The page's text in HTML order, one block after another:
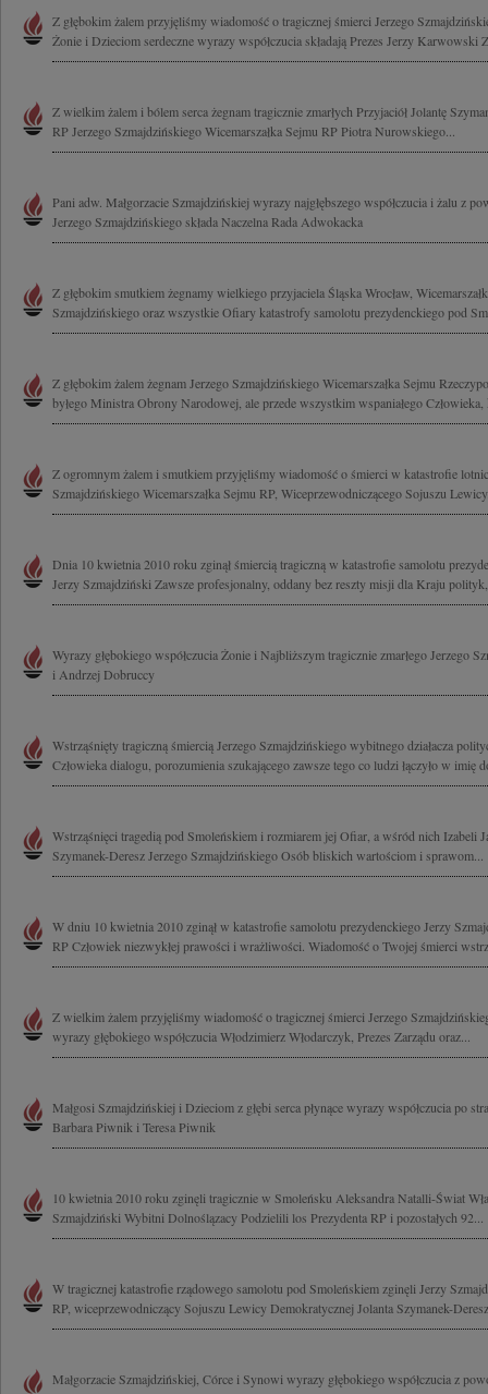
Z głębokim żalem przyjęliśmy wiadomość o tragicznej śmierci Jerzego
Żonie i Dzieciom serdeczne wyrazy współczucia składają Prezes Jerzy Karwowski
Z wielkim żalem i bólem serca żegnam tragicznie zmarłych Przyjaciół Jolantę
RP Jerzego Szmajdzińskiego Wicemarszałka Sejmu RP Piotra Nurowskiego...
Pani adw. Małgorzacie Szmajdzińskiej wyrazy najgłębszego współczucia i żalu z
Jerzego Szmajdzińskiego składa Naczelna Rada Adwokacka
Z głębokim smutkiem żegnamy wielkiego przyjaciela Śląska Wrocław,
Szmajdzińskiego oraz wszystkie Ofiary katastrofy samolotu prezydenckiego pod
Z głębokim żalem żegnam Jerzego Szmajdzińskiego Wicemarszałka Sejmu
byłego Ministra Obrony Narodowej, ale przede wszystkim wspaniałego
Z ogromnym żalem i smutkiem przyjęliśmy wiadomość o śmierci w katastrofie
Szmajdzińskiego Wicemarszałka Sejmu RP, Wiceprzewodniczącego Sojuszu
Dnia 10 kwietnia 2010 roku zginął śmiercią tragiczną w katastrofie samolotu
Jerzy Szmajdziński Zawsze profesjonalny, oddany bez reszty misji dla Kraju
Wyrazy głębokiego współczucia Żonie i Najbliższym tragicznie zmarłego Jerzego
i Andrzej Dobruccy
Wstrząśnięty tragiczną śmiercią Jerzego Szmajdzińskiego wybitnego działacza
Człowieka dialogu, porozumienia szukającego zawsze tego co ludzi łączyło w imię
Wstrząśnięci tragedią pod Smoleńskiem i rozmiarem jej Ofiar, a wśród nich Izabeli
Szymanek-Deresz Jerzego Szmajdzińskiego Osób bliskich wartościom i sprawom...
W dniu 10 kwietnia 2010 zginął w katastrofie samolotu prezydenckiego Jerzy
RP Człowiek niezwykłej prawości i wrażliwości. Wiadomość o Twojej śmierci
Z wielkim żalem przyjęliśmy wiadomość o tragicznej śmierci Jerzego
wyrazy głębokiego współczucia Włodzimierz Włodarczyk, Prezes Zarządu oraz...
Małgosi Szmajdzińskiej i Dzieciom z głębi serca płynące wyrazy współczucia po
Barbara Piwnik i Teresa Piwnik
10 kwietnia 2010 roku zginęli tragicznie w Smoleńsku Aleksandra Natalli-Świat
Szmajdziński Wybitni Dolnoślązacy Podzielili los Prezydenta RP i pozostałych 92...
W tragicznej katastrofie rządowego samolotu pod Smoleńskiem zginęli Jerzy
RP, wiceprzewodniczący Sojuszu Lewicy Demokratycznej Jolanta Szymanek-
Małgorzacie Szmajdzińskiej, Córce i Synowi wyrazy głębokiego współczucia z